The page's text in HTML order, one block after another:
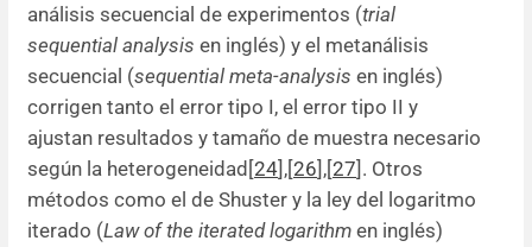
análisis secuencial de experimentos (trial
sequential analysis en inglés) y el metanálisis
secuencial (sequential meta-analysis en inglés)
corrigen tanto el error tipo I, el error tipo II y
ajustan resultados y tamaño de muestra necesario
según la heterogeneidad[24],[26],[27]. Otros
métodos como el de Shuster y la ley del logaritmo
iterado (Law of the iterated logarithm en inglés)